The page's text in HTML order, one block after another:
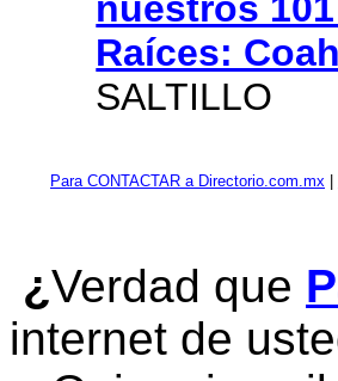
Raíces:
SALTILLO
Para CONTACTAR a Directorio.com.mx
¿Verdad que
internet de